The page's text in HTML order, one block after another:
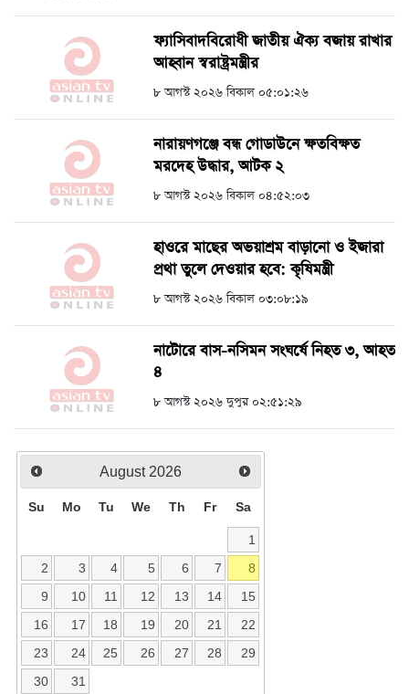
ফ্যাসিবাদবিরোধী জাতীয় ঐক্য বজায় রাখার
আহ্বান স্বরাষ্ট্রমন্ত্রীর
৮ আগস্ট ২০২৬ বিকাল ০৫:০১:২৬
নারায়ণগঞ্জে বন্ধ গোডাউনে ক্ষতবিক্ষত
মরদেহ উদ্ধার, আটক ২
৮ আগস্ট ২০২৬ বিকাল ০৪:৫২:০৩
হাওরে মাছের অভয়াশ্রম বাড়ানো ও ইজারা
প্রথা তুলে দেওয়ার হবে: কৃষিমন্ত্রী
৮ আগস্ট ২০২৬ বিকাল ০৩:০৮:১৯
নাটোরে বাস-নসিমন সংঘর্ষে নিহত ৩, আহত
৪
৮ আগস্ট ২০২৬ দুপুর ০২:৫১:২৯
August 2026
Su Mo Tu We Th Fr Sa
1
2
3 4 5 6 7
8
9
10 11 12 13 14
15
16
17 18 19 20 21
22
23
24 25 26 27 28
29
30
31